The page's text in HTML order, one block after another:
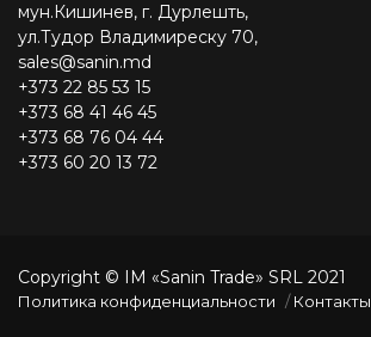
мун.Кишинев, г. Дурлешть,
ул.Тудор Владимиреску 70,
sales@sanin.md
+373 22 85 53 15
+373 68 41 46 45
+373 68 76 04 44
+373 60 20 13 72
Copyright © IM «Sanin Trade» SRL 2021
Политика конфиденциальности Контакты